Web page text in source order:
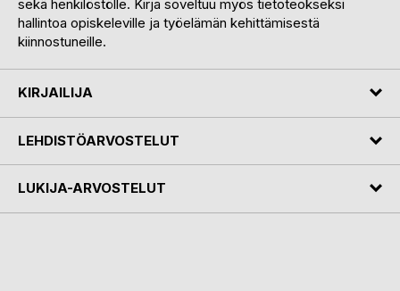
sekä henkilöstölle. Kirja soveltuu myös tietoteokseksi
hallintoa opiskeleville ja työelämän kehittämisestä
kiinnostuneille.
KIRJAILIJA
LEHDISTÖARVOSTELUT
LUKIJA-ARVOSTELUT